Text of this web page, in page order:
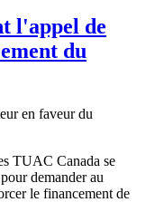
l'appel de
du
TUAC Canada se
demander au
le financement de